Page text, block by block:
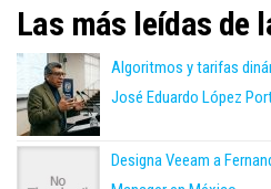
Las más leídas de
Algoritmos y tarifas
José Eduardo López
Designa Veeam a